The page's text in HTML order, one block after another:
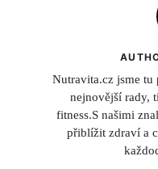
Nutravita.cz jsme tu
nejnovější rady,
fitness.S našimi
přiblížit zdraví a